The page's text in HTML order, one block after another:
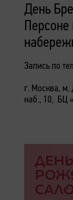
День
Персоне
Запись по
г. Москва, м.
наб., 10, БЦ